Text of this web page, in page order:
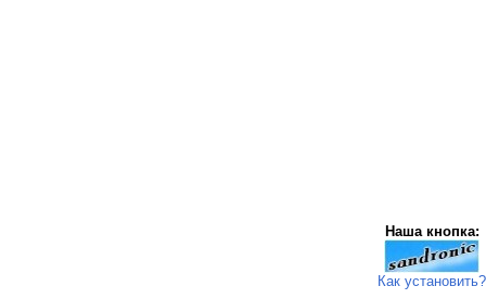
Наша кнопка:
Как установить?